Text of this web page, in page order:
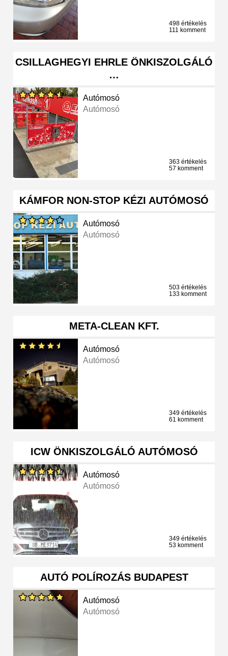
498 értékelés
111 komment
CSILLAGHEGYI EHRLE ÖNKISZOLGÁLÓ
…
Autómosó
Autómosó
363 értékelés
57 komment
KÁMFOR NON-STOP KÉZI AUTÓMOSÓ
Autómosó
Autómosó
503 értékelés
133 komment
META-CLEAN KFT.
Autómosó
Autómosó
349 értékelés
61 komment
ICW ÖNKISZOLGÁLÓ AUTÓMOSÓ
Autómosó
Autómosó
349 értékelés
53 komment
AUTÓ POLÍROZÁS BUDAPEST
Autómosó
Autómosó